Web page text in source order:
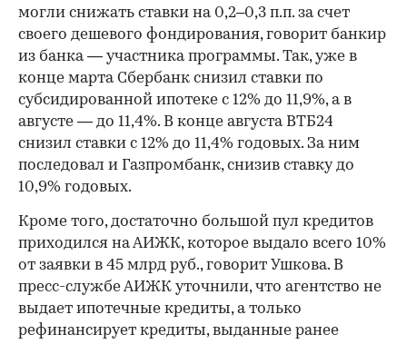
могли снижать ставки на 0,2–0,3 п.п. за счет
своего дешевого фондирования, говорит банкир
из банка — участника программы. Так, уже в
конце марта Сбербанк снизил ставки по
субсидированной ипотеке с 12% до 11,9%, а в
августе — до 11,4%. В конце августа ВТБ24
снизил ставки с 12% до 11,4% годовых. За ним
последовал и Газпромбанк, снизив ставку до
10,9% годовых.
Кроме того, достаточно большой пул кредитов
приходился на АИЖК, которое выдало всего 10%
от заявки в 45 млрд руб., говорит Ушкова. В
пресс-службе АИЖК уточнили, что агентство не
выдает ипотечные кредиты, а только
рефинансирует кредиты, выданные ранее